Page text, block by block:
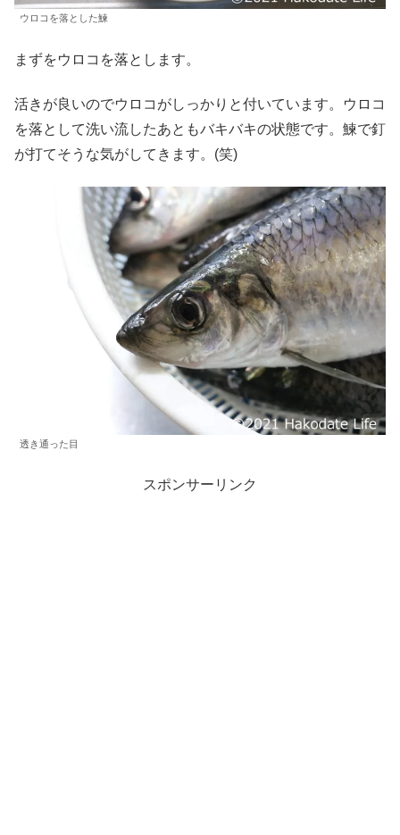
ウロコを落とした鰊
まずをウロコを落とします。
活きが良いのでウロコがしっかりと付いています。ウロコ
を落として洗い流したあともバキバキの状態です。鰊で釘
が打てそうな気がしてきます。(笑)
透き通った目
スポンサーリンク